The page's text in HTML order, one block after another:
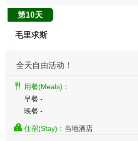
第10天
毛里求斯
全天自由活动！
用餐(Meals)：
早餐 -
晚餐 -
住宿(Stay)： 当地酒店